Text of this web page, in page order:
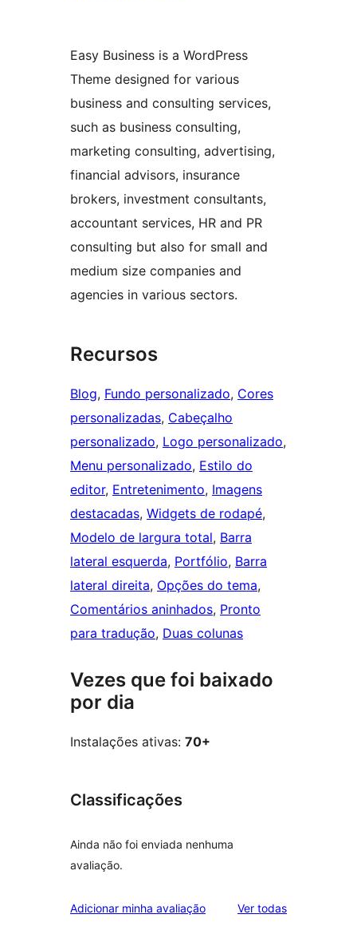
Easy Business is a WordPress
Theme designed for various
business and consulting services,
such as business consulting,
marketing consulting, advertising,
financial advisors, insurance
brokers, investment consultants,
accountant services, HR and PR
consulting but also for small and
medium size companies and
agencies in various sectors.
Recursos
Blog, Fundo personalizado, Cores
personalizadas, Cabeçalho
personalizado, Logo personalizado
Menu personalizado, Estilo do
editor, Entretenimento, Imagens
destacadas, Widgets de rodapé
Modelo de largura total, Barra
lateral esquerda, Portfólio, Barra
lateral direita, Opções do tema
Comentários aninhados, Pronto
para tradução, Duas colunas
Vezes que foi baixado
por dia
Instalações ativas: 70+
Classificações
Ainda não foi enviada nenhuma
avaliação.
Adicionar minha avaliação Ver todasavaliações